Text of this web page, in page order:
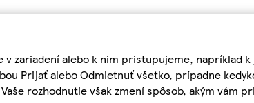
v zariadení alebo k nim pristupujeme,
Prijať alebo Odmietnuť všetko, prípadne
rozhodnutie však zmení spôsob, akým vám